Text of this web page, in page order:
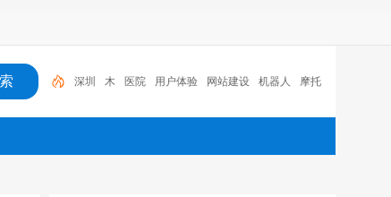
深圳 木 医院 用户体验 网站建设 机器人 摩托
车 广州 SEO 贷款 深圳